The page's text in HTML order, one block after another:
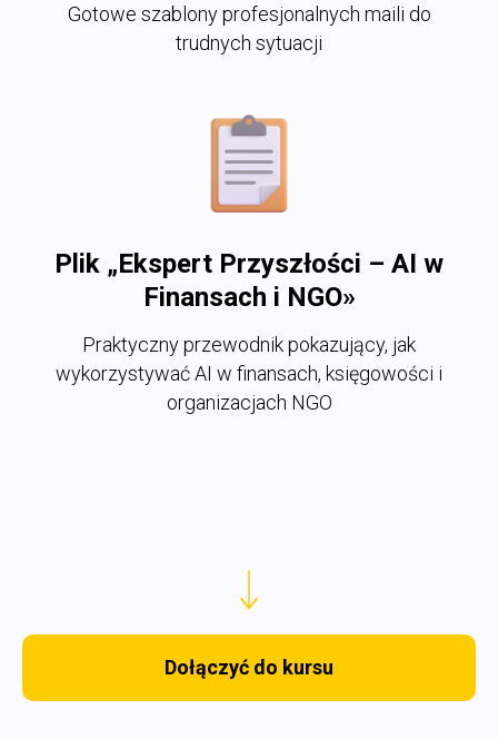
Gotowe szablony profesjonalnych maili do
trudnych sytuacji
Plik „Ekspert Przyszłości – AI w
Finansach i NGO»
Praktyczny przewodnik pokazujący, jak
wykorzystywać AI w finansach, księgowości i
organizacjach NGO
Dołączyć do kursu